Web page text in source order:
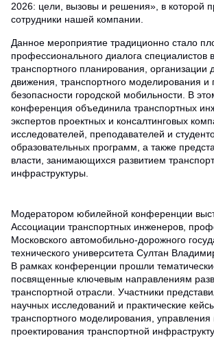
2026: цели, вызовы и решения», в которой
сотрудники нашей компании.
Данное мероприятие традиционно стало
профессионального диалога специалистов
транспортного планирования, организации
движения, транспортного моделирования
безопасности городской мобильности. В
конференция объединила транспортных
экспертов проектных и консалтинговых
исследователей, преподавателей и
образовательных программ, а также
власти, занимающихся развитием
инфраструктуры.
Модератором юбилейной конференции
Ассоциации транспортных инженеров,
Московского автомобильно-дорожного
технического университета Султан
В рамках конференции прошли
посвященные ключевым направлениям
транспортной отрасли. Участники
научных исследований и практические
транспортного моделирования,
проектирования транспортной